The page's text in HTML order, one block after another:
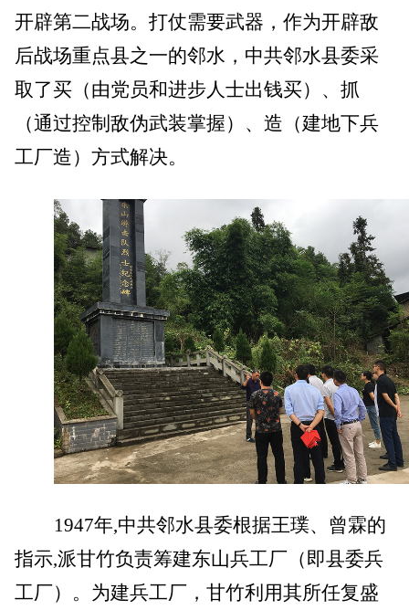
开辟第二战场。打仗需要武器，作为开辟敌
后战场重点县之一的邻水，中共邻水县委采
取了买（由党员和进步人士出钱买）、抓
（通过控制敌伪武装掌握）、造（建地下兵
工厂造）方式解决。
1947年,中共邻水县委根据王璞、曾霖的
指示,派甘竹负责筹建东山兵工厂（即县委兵
工厂）。为建兵工厂，甘竹利用其所任复盛